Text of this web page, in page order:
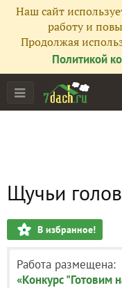
Наш сайт
работу и
Продолжая
Политикой
Щучьи
В избранное!
Работа размещена:
«Конкурс "Готовим